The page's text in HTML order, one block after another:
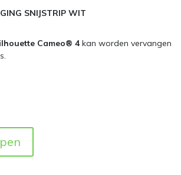
SNIJSTRIP WIT
Cameo® 4kan worden vervangen